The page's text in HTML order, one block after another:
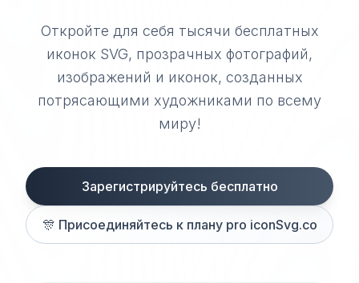
Откройте для себя тысячи бесплатных
иконок SVG, прозрачных фотографий,
изображений и иконок, созданных
потрясающими художниками по всему
миру!
Зарегистрируйтесь бесплатно
🎊 Присоединяйтесь к плану pro iconSvg.co